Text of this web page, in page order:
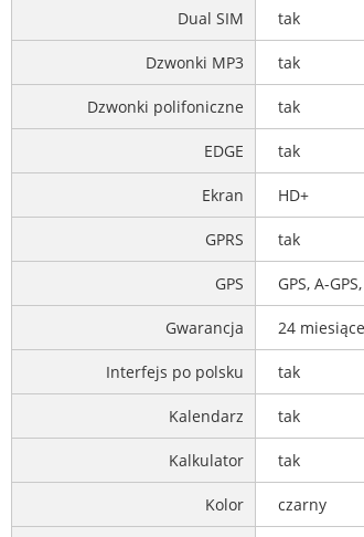
Dual SIM tak
Dzwonki MP3 tak
Dzwonki polifoniczne tak
EDGE tak
Ekran HD+
GPRS tak
GPS GPS, A-
Gwarancja 24 miesiące
Interfejs po polsku tak
Kalendarz tak
Kalkulator tak
Kolor czarny